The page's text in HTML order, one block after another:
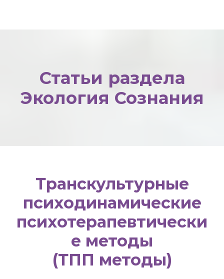
Статьи раздела
Экология Сознания
Транскультурные
психодинамические
психотерапевтически
е методы
(ТПП методы)